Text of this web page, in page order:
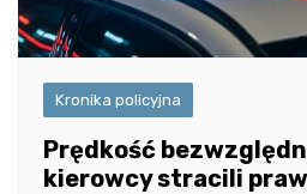
Kronika policyjna
Prędkość
kierowcy stracili